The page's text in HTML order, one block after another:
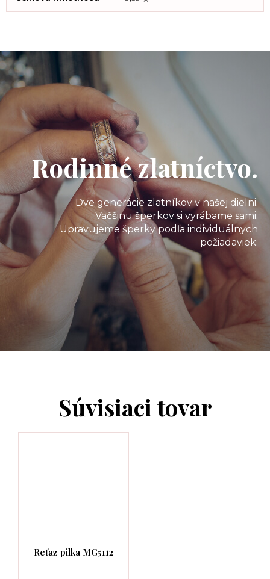
Rodinné zlatníctvo.
Dve generácie zlatníkov v našej dielni.
Väčšinu šperkov si vyrábame sami.
Upravujeme šperky podľa individuálnych
požiadaviek.
Súvisiaci tovar
Reťaz pilka MG5112